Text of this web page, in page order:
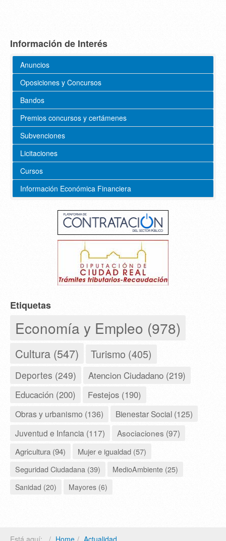
Información de Interés
Anuncios
Oposiciones y Concursos
Bandos
Premios concursos y certámenes
Subvenciones
Licitaciones
Cursos
Información Económica Financiera
Etiquetas
Economía y Empleo (978)
Cultura (547) Turismo (405)
Deportes (249) Atencion Ciudadano (219)
Educación (200) Festejos (190)
Obras y urbanismo (136)
Bienestar Social (125)
Juventud e Infancia (117)
Asociaciones (97)
Agricultura (94)
Mujer e igualdad (57)
Seguridad Ciudadana (39)
MedioAmbiente (25)
Sanidad (20)
Mayores (6)
Está aquí: Home Actualidad